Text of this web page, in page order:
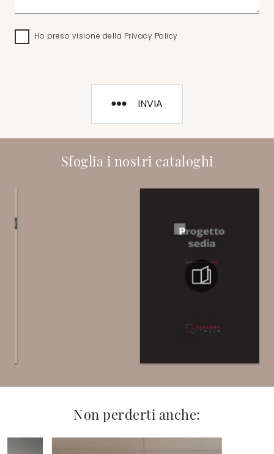
Sfoglia i nostri cataloghi
Ho preso visione della Privacy Policy
INVIA
Non perderti anche: